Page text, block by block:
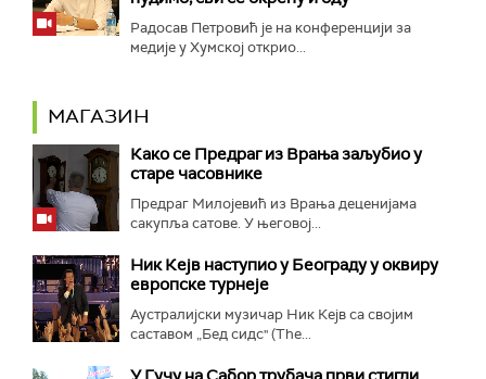
Радосав Петровић је на конференцији за
медије у Хумској открио...
МАГАЗИН
Како се Предраг из Врања заљубио у
старе часовнике
Предраг Милојевић из Врања деценијама
сакупља сатове. У његовој...
Ник Кејв наступио у Београду у оквиру
европске турнеје
Аустралијски музичар Ник Кејв са својим
саставом „Бед сидс" (The...